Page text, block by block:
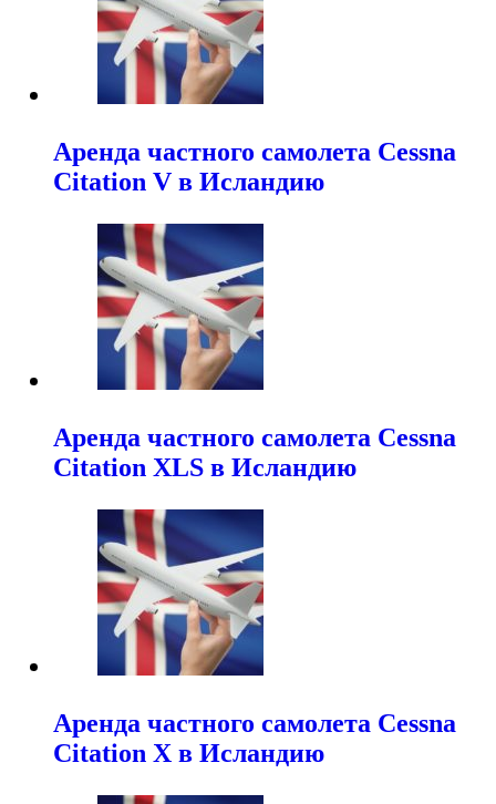
Аренда частного самолета Cessna
Citation V в Исландию
Аренда частного самолета Cessna
Citation XLS в Исландию
Аренда частного самолета Cessna
Citation X в Исландию